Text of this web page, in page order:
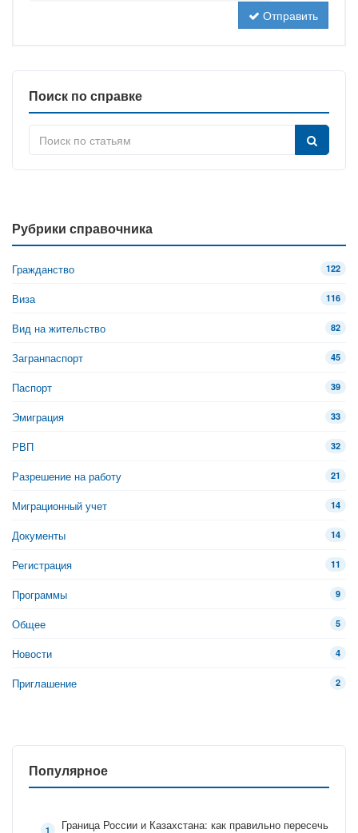
Отправить
Поиск по справке
Рубрики справочника
Гражданство 122
Виза 116
Вид на жительство 82
Загранпаспорт 45
Паспорт 39
Эмиграция 33
РВП 32
Разрешение на работу 21
Миграционный учет 14
Документы 14
Регистрация 11
Программы 9
Общее 5
Новости 4
Приглашение 2
Популярное
Граница России и Казахстана: как правильно пересечь